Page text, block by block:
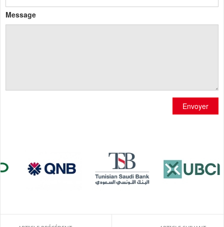
Message
Envoyer